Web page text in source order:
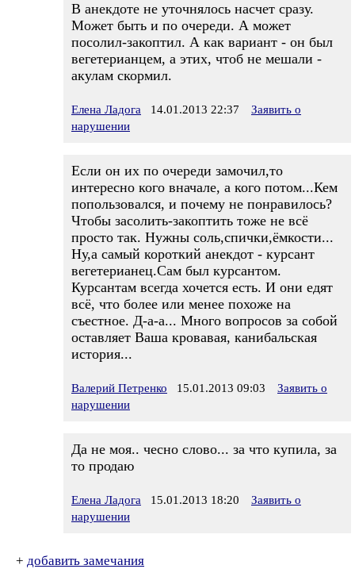
В анекдоте не уточнялось насчет сразу.
Может быть и по очереди. А может
посолил-закоптил. А как вариант - он был
вегетерианцем, а этих, чтоб не мешали -
акулам скормил.
Елена Ладога 14.01.2013 22:37
Заявить о
нарушении
Если он их по очереди замочил,то
интересно кого вначале, а кого потом...Кем
попользовался, и почему не понравилось?
Чтобы засолить-закоптить тоже не всё
просто так. Нужны соль,спички,ёмкости...
Ну,а самый короткий анекдот - курсант
вегетерианец.Сам был курсантом.
Курсантам всегда хочется есть. И они едят
всё, что более или менее похоже на
съестное. Д-а-а... Много вопросов за собой
оставляет Ваша кровавая, канибальская
история...
Валерий Петренко 15.01.2013 09:03
Заявить о
нарушении
Да не моя.. чесно слово... за что купила, за
то продаю
Елена Ладога 15.01.2013 18:20
Заявить о
нарушении
+ добавить замечания